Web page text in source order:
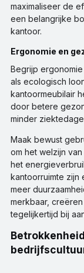
maximaliseer de
een belangrijke
kantoor.
Ergonomie en
Begrijp
als ecologisch
kantoormeubilair
door betere
minder
Maak bewust
om het welzijn
het
kantoorruimte zijn
meer
merkbaar,
tegelijkertijd bij
Betrokkenheid van medewerkers en duurzame